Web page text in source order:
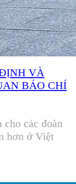
VÀ
BÁO CHÍ
các đoàn
hơn ở Việt